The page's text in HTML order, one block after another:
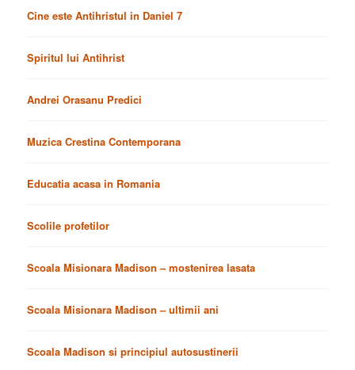
Cine este Antihristul in Daniel 7
Spiritul lui Antihrist
Andrei Orasanu Predici
Muzica Crestina Contemporana
Educatia acasa in Romania
Scolile profetilor
Scoala Misionara Madison – mostenirea lasata
Scoala Misionara Madison – ultimii ani
Scoala Madison si principiul autosustinerii